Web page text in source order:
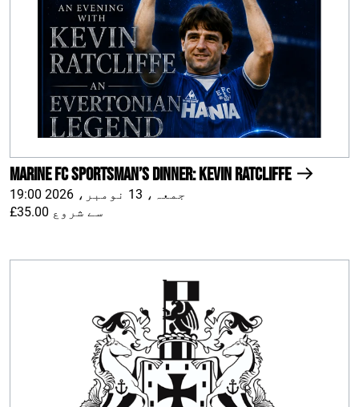
Marine FC Sportsman’s Dinner: Kevin Ratcliffe
جمعہ، 13 نومبر، 2026 19:00
£35.00 سے شروع